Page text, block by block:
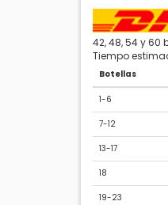
42, 48, 54 y 60
Tiempo
Botellas
1-6
7-12
13-17
18
19-23